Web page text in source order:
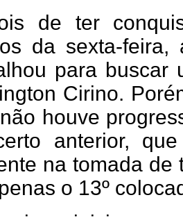
de ter
da sexta-
para buscar
Cirino.
houve
anterior,
na tomada de
o 13º